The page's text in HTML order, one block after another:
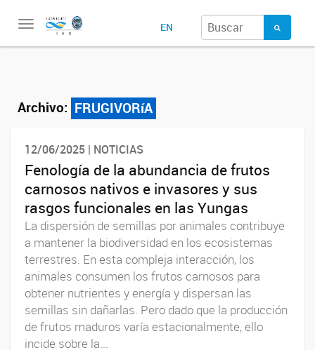
Toggle
EN
Archivo: FRUGIVORíA
12/06/2025 | NOTICIAS
Fenología de la abundancia de frutos
carnosos nativos e invasores y sus
rasgos funcionales en las Yungas
La dispersión de semillas por animales contribuye
a mantener la biodiversidad en los ecosistemas
terrestres. En esta compleja interacción, los
animales consumen los frutos carnosos para
obtener nutrientes y energía y dispersan las
semillas sin dañarlas. Pero dado que la producción
de frutos maduros varía estacionalmente, ello
incide sobre la...